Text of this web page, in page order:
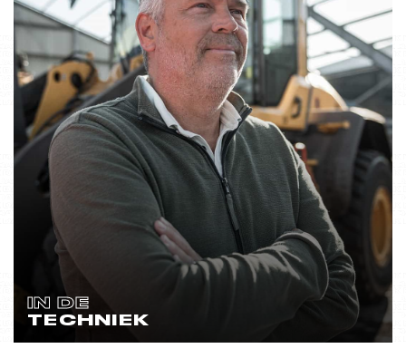
IN DE
TECHNIEK